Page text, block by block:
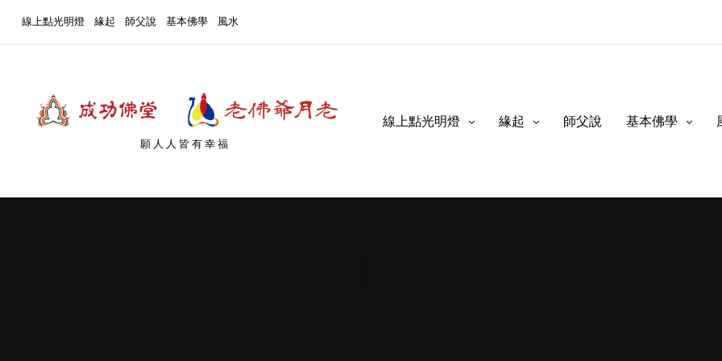
線上點光明燈 緣起 師父說 基本佛學 風水
願人人皆有幸福
線上點光明燈 緣起 師父說 基本佛學